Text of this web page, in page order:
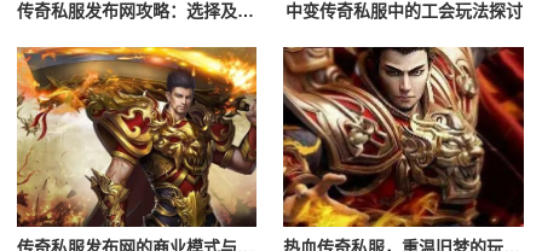
传奇私服发布网攻略：选择及登录流程解析 中变传奇私服中的工会玩法探讨